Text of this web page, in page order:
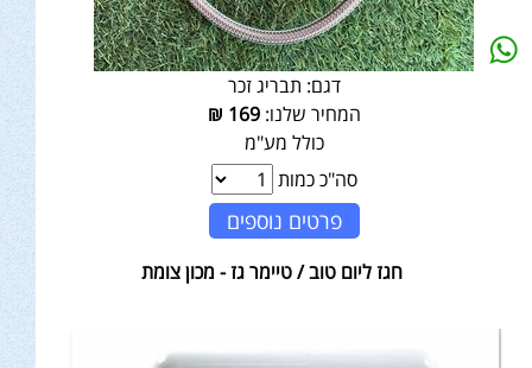
דגם: תבריג זכר
המחיר שלנו:169
₪
כולל מע"מ
סה"כ כמות
פרטים נוספים
חגז ליום טוב / טיימר גז - מכון צומת